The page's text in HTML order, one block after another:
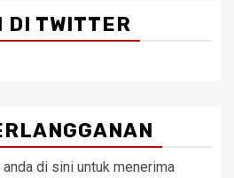
DI TWITTER
di sini untuk menerima